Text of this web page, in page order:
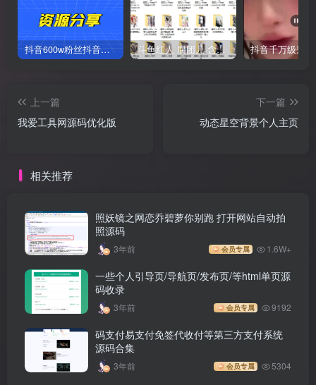
抖音600w粉丝抖音网红痞幼一手资料 877P 500M 含私拍 斗鱼红人 腐团儿 含付费 大尺写真 32套
上一篇
我爱工具网源码优化版
下一篇
动态星空背景个人主页
相关推荐
照妖镜之网恋乔碧萝你别跑 打开网站自动拍
照源码
3年前 会员专属 1.6W+
一些个人引导页/导航页/发布页/等html单页源
码收录
3年前 会员专属 9192
码支付易支付免签代收付等第三方支付系统
源码合集
3年前 会员专属 5304